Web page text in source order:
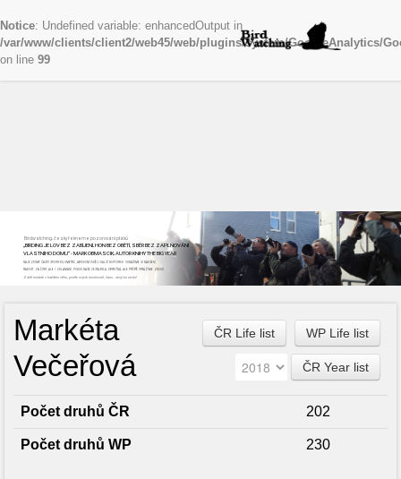
Notice: Undefined variable: enhancedOutput in
/var/www/clients/client2/web45/web/plugins/system/GoogleAnalytics/
on line 99
Birdwatching, česky řekneme pozorování ptáků
„BIRDING JE LOV BEZ ZABÍJENÍ, HON BEZ OBĚTÍ, SBĚR BEZ ZAPLŇOVÁNÍ
VLASTNÍHO DOMU“ - MARK OBMASCIK, AUTOR KNIHY THE BIG YEAR
NAJEZDÍME ČASTO STOVKY KILOMETRŮ, ABYCHOM VIDĚLI DALŠÍ NOVÝ DRUH. ODNÁŠÍME SI NADŠENÍ,
RADOST, ZÁŽITKY, ALE I ZKLAMÁNÍ, POKUD NAŠE CESTA BYLA ZBYTEČNÁ, ALE PŘÍŠTĚ VYRÁŽÍME ZNOVU
Začít můžete v každém věku, podle svých možností, času...stojí to za to!
ČR Life list WP Life list
ČR Year list
Markéta
Večeřová
Počet druhů ČR 202
Počet druhů WP 230